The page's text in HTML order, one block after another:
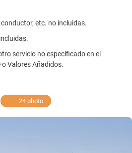
etc. no incluidas.
servicio no especificado en el
Valores Añadidos.
24 photo